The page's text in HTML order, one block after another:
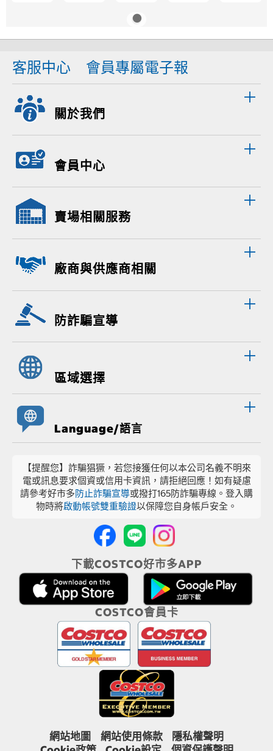
客服中心 會員專屬電子報
關於我們
會員中心
賣場相關服務
廠商與供應商相關
防詐騙宣導
區域選擇
Language/語言
【提醒您】詐騙猖獗，若您接獲任何以本公司名義不明來
電或訊息要求個資或信用卡資訊，請拒絕回應！如有疑慮
請參考好市多防止詐騙宣導或撥打165防詐騙專線。登入購
物時將啟動帳號雙重驗證以保障您自身帳戶安全。
下載COSTCO好市多APP
COSTCO會員卡
網站地圖 網站使用條款
隱私權聲明